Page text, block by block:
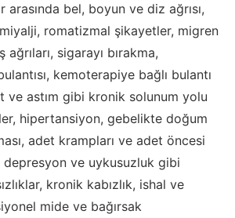
arasında bel, boyun ve diz ağrısı,
romatizmal şikayetler, migren
sigarayı bırakma,
kemoterapiye bağlı bulantı
ve astım gibi kronik solunum yolu
hipertansiyon, gebelikte doğum
adet krampları ve adet öncesi
depresyon ve uykusuzluk gibi
kronik kabızlık, ishal ve
mide ve bağırsak